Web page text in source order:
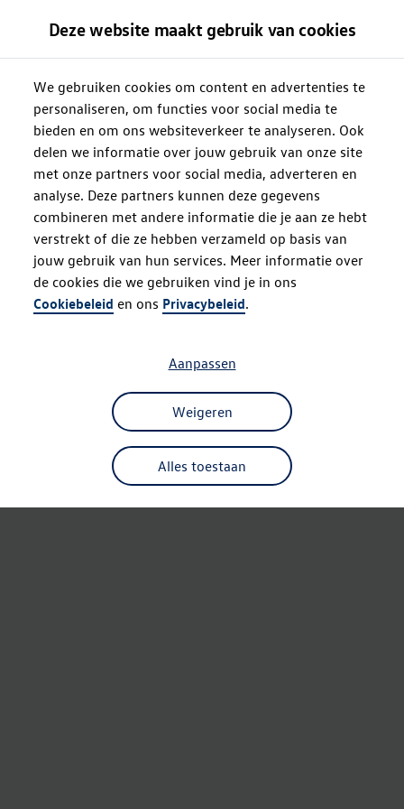
Deze website maakt gebruik van cookies
We gebruiken cookies om content en advertenties te
personaliseren, om functies voor social media te
bieden en om ons websiteverkeer te analyseren. Ook
delen we informatie over jouw gebruik van onze site
met onze partners voor social media, adverteren en
analyse. Deze partners kunnen deze gegevens
combineren met andere informatie die je aan ze hebt
verstrekt of die ze hebben verzameld op basis van
jouw gebruik van hun services. Meer informatie over
de cookies die we gebruiken vind je in ons
Cookiebeleid en ons Privacybeleid.
Alles toestaan
Weigeren
Aanpassen
Oops!
Something went wrong. Please try
refreshing the app
Refresh